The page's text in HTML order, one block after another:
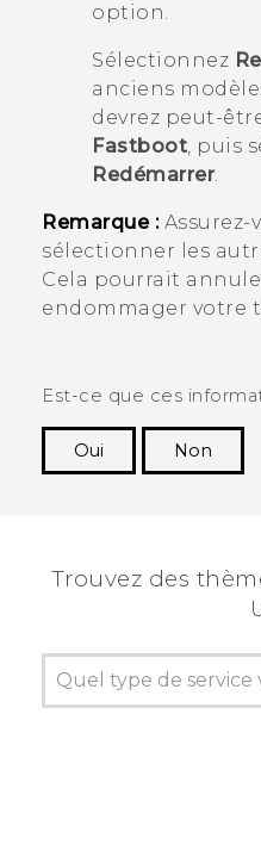
option.
Sélectionnez
anciens
devrez peut-
Fastboot, puis
Redémarrer.
Remarque :Assurez-
sélectionner les
Cela pourrait
endommager votre
Est-ce que ces
Oui
Non
Trouvez des